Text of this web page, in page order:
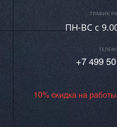
ГРАФИК
ПН-ВC c
+7 499
10% скидка на